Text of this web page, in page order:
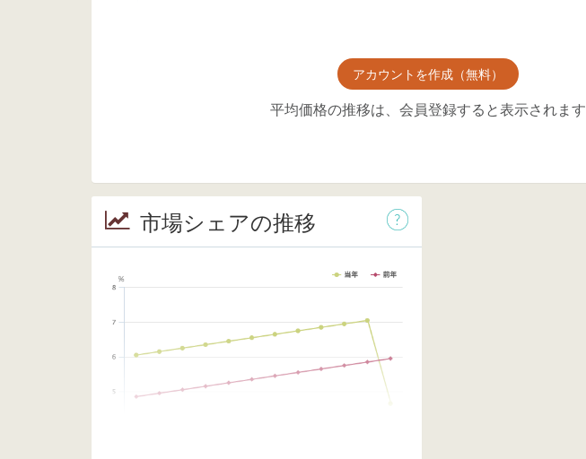
アカウントを作成（無料）
平均価格の推移は、会員登録すると表示されます
市場シェアの推移